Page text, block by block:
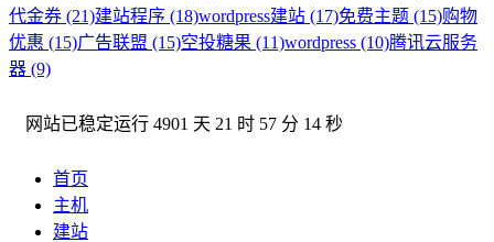
代金券 (21)建站程序 (18)wordpress建站 (17)免费主题 (15)购物
优惠 (15)广告联盟 (15)空投糖果 (11)wordpress (10)腾讯云服务
器 (9)
网站已稳定运行 4901 天 21 时 57 分 14 秒
首页
主机
建站